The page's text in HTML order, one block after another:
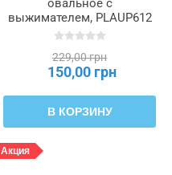
овальное с
выжимателем, PLAUP612
229,00 грн
150,00 грн
В КОРЗИНУ
Акция